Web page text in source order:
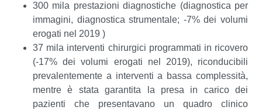
300 mila prestazioni diagnostiche (diagnostica per
immagini, diagnostica strumentale; -7% dei volumi
erogati nel 2019 )
37 mila interventi chirurgici programmati in ricovero
(-17% dei volumi erogati nel 2019), riconducibili
prevalentemente a interventi a bassa complessità,
mentre è stata garantita la presa in carico dei
pazienti che presentavano un quadro clinico